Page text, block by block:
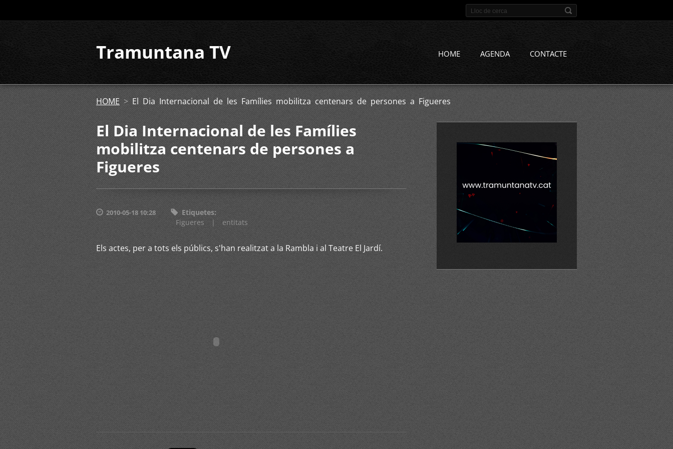
Tramuntana TV HOME AGENDA CONTACTE
HOME > El Dia Internacional de les Famílies mobilitza centenars de persones a Figueres
El Dia Internacional de les Famílies
mobilitza centenars de persones a
Figueres
2010-05-18 10:28 Etiquetes:
Figueres
| entitats
Els actes, per a tots els públics, s'han realitzat a la Rambla i al Teatre El Jardí.